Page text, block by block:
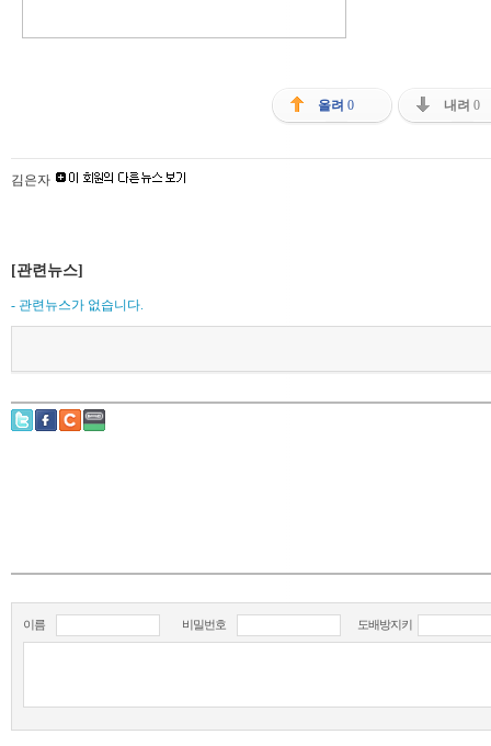
올려 0 내려 0
김은자
[관련뉴스]
- 관련뉴스가 없습니다.